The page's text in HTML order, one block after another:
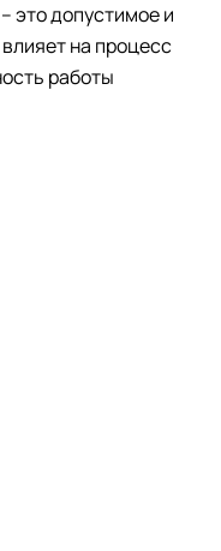
это допустимое и
на процесс
работы